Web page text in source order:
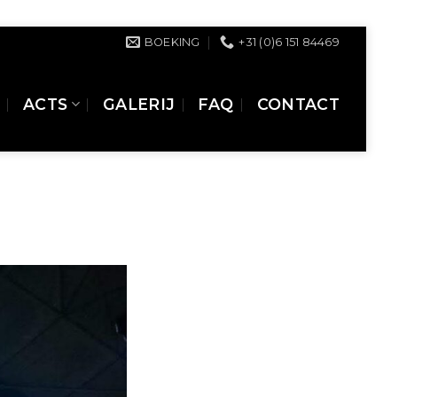
BOEKING +31 (0)6 151 84469
ACTS GALERIJ FAQ CONTACT